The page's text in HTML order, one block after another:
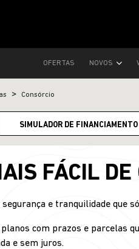
OFERTAS NOVOS
Consórcio
SIMULADOR DE FINANCIAMENTO
FÁCIL
e tranquilidade que
com prazos e parcelas
e sem juros.